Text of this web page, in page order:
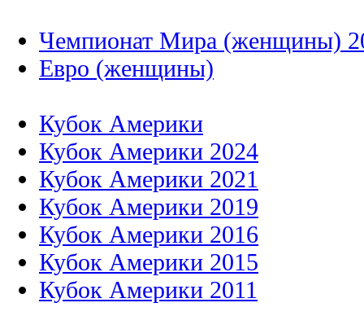
Чемпионат Мира (женщины)
Евро (женщины)
Кубок Америки
Кубок Америки 2024
Кубок Америки 2021
Кубок Америки 2019
Кубок Америки 2016
Кубок Америки 2015
Кубок Америки 2011